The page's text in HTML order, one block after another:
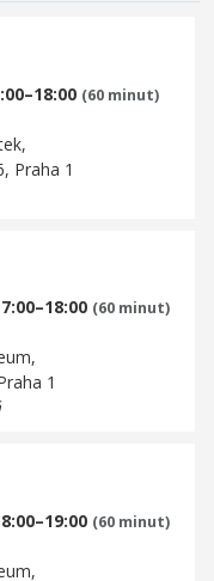
(60 minut)
Praha 1
(60 minut)
1
(60 minut)